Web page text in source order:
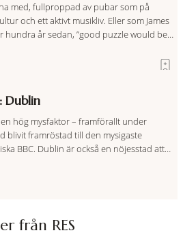
med, fullproppad av pubar som på
och ett aktivt musikliv. Eller som James
hundra år sedan, ”good puzzle would be
Dublin
hög mysfaktor – framförallt under
blivit framröstad till den mysigaste
BBC. Dublin är också en nöjesstad att
från RES